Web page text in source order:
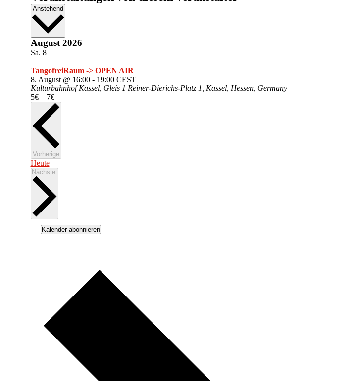
Anstehend Datum
August 2026
Sa. 8
TangofreiRaum -> OPEN AIR
8. August @ 16:00- 19:00 CEST
Kulturbahnhof Kassel, Gleis 1 Reiner-Dierichs-Platz 1, Kassel, Hessen, Germany
5€ – 7€
VorherigeVeranstaltungen
Heute
Nächste
Kalender abonnieren